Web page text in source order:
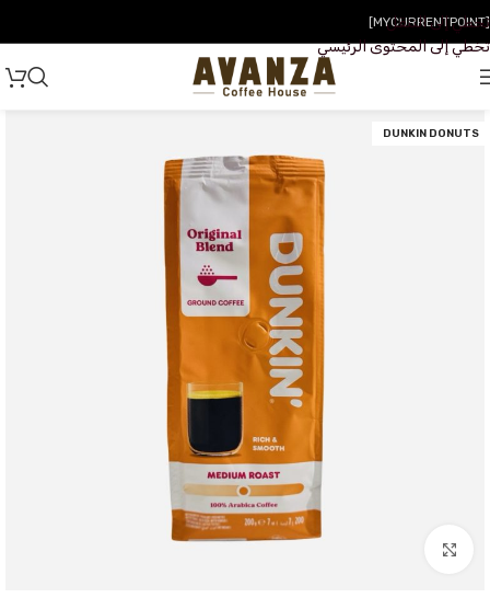
تخطي إلى التنقل
تخطي إلى المحتوى الرئيسي
[MYCURRENTPOINT]
DUNKIN DONUTS